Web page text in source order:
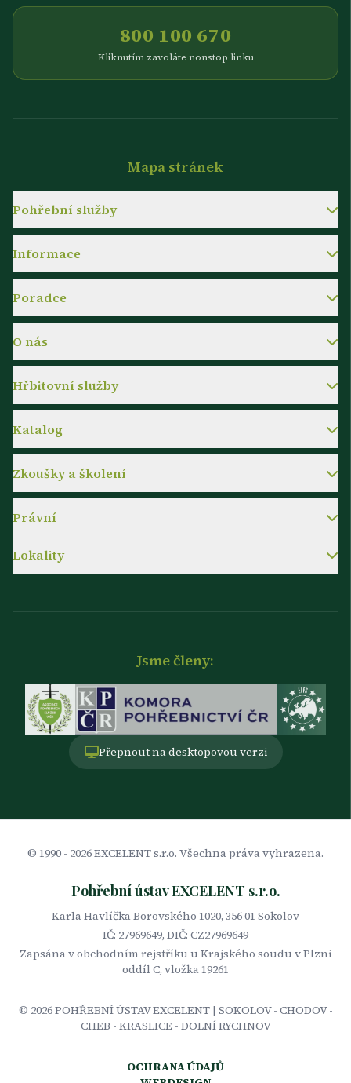
800 100 670
Kliknutím zavoláte nonstop linku
Mapa stránek
Pohřební služby
Informace
Poradce
O nás
Hřbitovní služby
Katalog
Zkoušky a školení
Právní
Lokality
Jsme členy:
Přepnout na desktopovou verzi
© 1990 - 2026EXCELENT s.r.o. Všechna práva vyhrazena.
Pohřební ústav EXCELENT s.r.o.
Karla Havlíčka Borovského 1020, 356 01 Sokolov
IČ: 27969649, DIČ: CZ27969649
Zapsána v obchodním rejstříku u Krajského soudu v Plzni
oddíl C, vložka 19261
© 2026POHŘEBNÍ ÚSTAV EXCELENT | SOKOLOV - CHODOV -
CHEB - KRASLICE - DOLNÍ RYCHNOV
OCHRANA ÚDAJŮ